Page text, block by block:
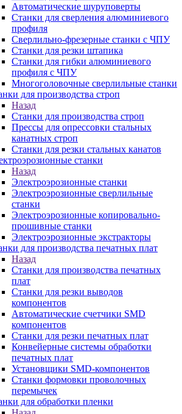
Автоматические шуруповерты
Станки для сверления алюминиевого
профиля
Сверлильно-фрезерные станки с ЧПУ
Станки для резки штапика
Станки для гибки алюминиевого
профиля с ЧПУ
Многоголовочные сверлильные станки
для производства строп
Назад
Станки для производства строп
Прессы для опрессовки стальных
канатных строп
Станки для резки стальных канатов
станки
Назад
Электроэрозионные станки
Электроэрозионные сверлильные
станки
Электроэрозионные копировально-
прошивные станки
Электроэрозионные экстракторы
для производства печатных плат
Назад
Станки для производства печатных
плат
Станки для резки выводов
компонентов
Автоматические счетчики SMD
компонентов
Станки для резки печатных плат
Конвейерные системы обработки
печатных плат
Установщики SMD-компонентов
Станки формовки проволочных
перемычек
для обработки пленки